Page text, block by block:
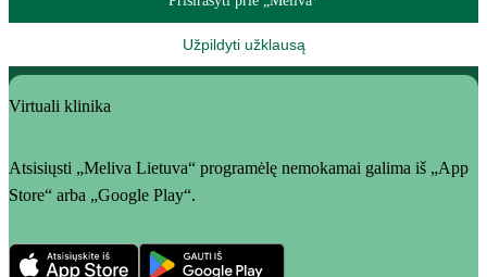
Užpildyti užklausą
Virtuali klinika
Atsisiųsti „Meliva Lietuva“ programėlę nemokamai galima iš „App
Store“ arba „Google Play“.